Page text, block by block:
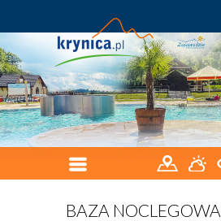
BAZA NOCLEGOWA